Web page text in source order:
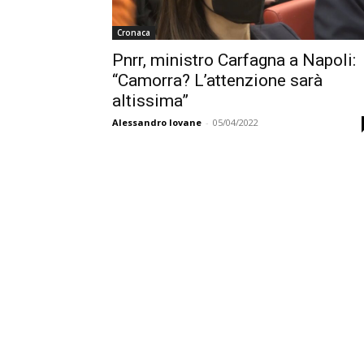
Cronaca
Pnrr, ministro Carfagna a Napoli:
“Camorra? L’attenzione sarà
altissima”
Alessandro Iovane - 05/04/2022